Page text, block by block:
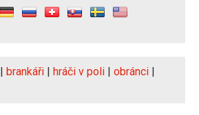
| brankáři | hráči v poli | obránci |